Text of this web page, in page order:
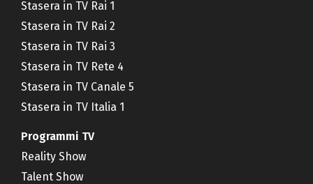
Stasera in TV Rai 1
Stasera in TV Rai 2
Stasera in TV Rai 3
Stasera in TV Rete 4
Stasera in TV Canale 5
Stasera in TV Italia 1
Programmi TV
Reality Show
Talent Show